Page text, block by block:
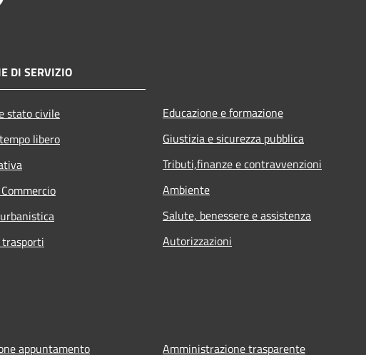
DI SERVIZIO
stato civile
libero
Educazione e formazione
Giustizia e sicurezza pubblica
Tributi,finanze e contravvenzioni
Ambiente
Salute, benessere e assistenza
Autorizzazioni
appuntamento Amministrazione trasparente